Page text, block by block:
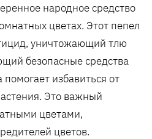
народное средство
цветах. Этот пепел
уничтожающий тлю
безопасные средства
избавиться от
Это важный
цветами‚
цветов.